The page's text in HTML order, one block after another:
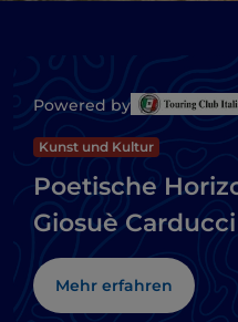
Powered by
Kunst und Kultur
Poetische
Giosuè
Mehr erfahren